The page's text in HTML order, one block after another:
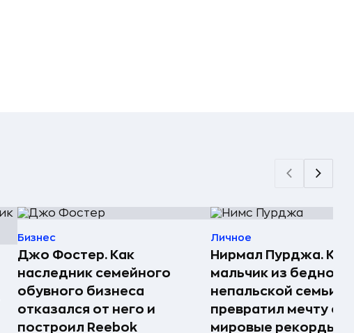
Бизнес
Джо Фостер. Как
наследник семейного
обувного бизнеса
отказался от него и
построил Reebok
Личное
Нирмал Пурджа. Как
мальчик из бедной
непальской семьи
превратил мечту о
мировые рекорды и